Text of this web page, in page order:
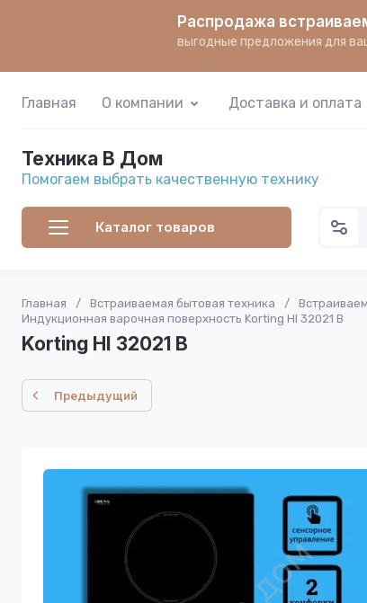
Распродажа
выгодные предложения для
Главная О компании Доставка и оплата
Техника В Дом
Помогаем выбрать качественную технику
Каталог товаров
Главная / Встраиваемая бытовая техника /
Индукционная варочная поверхность Korting HI 32021 B
Korting HI 32021 B
Предыдущий